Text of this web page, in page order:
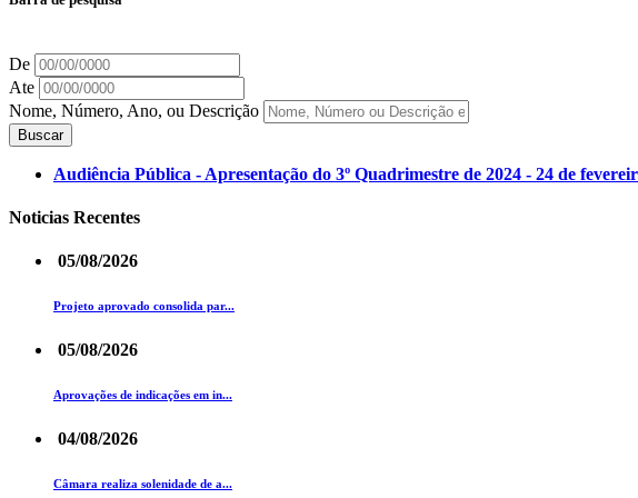
De
Ate
Nome, Número, Ano, ou Descrição
Buscar
Audiência Pública - Apresentação do 3º Quadrimestre de 2024 - 24 de
Noticias Recentes
05/08/2026
Projeto aprovado consolida par...
05/08/2026
Aprovações de indicações em in...
04/08/2026
Câmara realiza solenidade de a...